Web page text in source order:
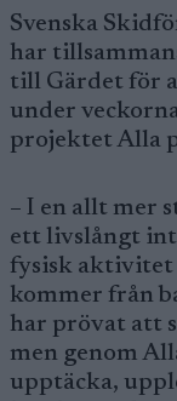
Svenska
har
till Gärdet för
under
projektet Alla
– I en allt mer
ett livslångt
fysisk aktivitet
kommer från
har prövat att
men genom
upptäcka,